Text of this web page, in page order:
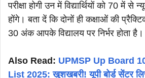
परीक्षा होगी उन में विद्यार्थियों को 70 में
होंगे। बता दें कि दोनों ही कक्षाओं की
30 अंक आपके विद्यालय पर निर्भर होता है।
Also Read: UPMSP Up Board
List 2025: खुशखबरी! यूपी बोर्ड सेंटर